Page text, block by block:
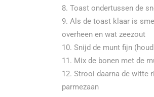
Toast ondertussen de
Als de toast klaar is
overheen en wat zeezout
Snijd de munt fijn
Mix de bonen met de
Strooi daarna de witte
parmezaan